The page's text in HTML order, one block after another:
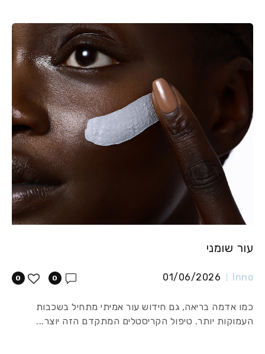
עור שומני
Inno
01/06/2026
0 0
כמו אדמה בריאה, גם חידוש עור אמיתי מתחיל בשכבות
העמוקות יותר. טיפול הקריסטלים המתקדם הזה יוצר...